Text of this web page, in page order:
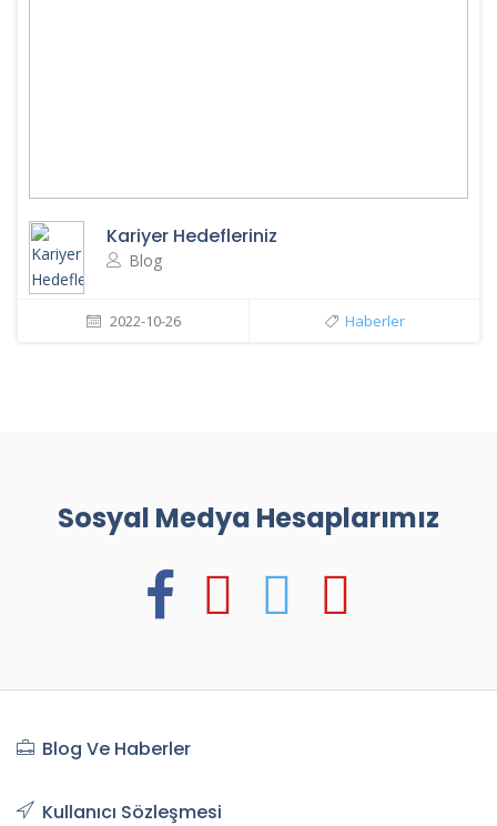
Kariyer Hedefleriniz
Blog
2022-10-26 Haberler
Sosyal Medya Hesaplarımız
Blog Ve Haberler
Kullanıcı Sözleşmesi